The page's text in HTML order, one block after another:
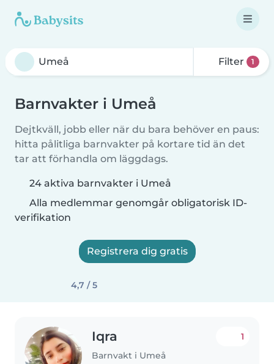
Filter 1
Barnvakter i Umeå
Dejtkväll, jobb eller när du bara behöver en paus:
hitta pålitliga barnvakter på kortare tid än det
tar att förhandla om läggdags.
24 aktiva barnvakter i Umeå
Alla medlemmar genomgår obligatorisk ID-
verifikation
Registrera dig gratis
4,7 / 5
Iqra
Barnvakt i Umeå
1